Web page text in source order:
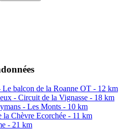
balcon de la Roanne OT - 12 km
- Circuit de la Vignasse - 18 km
- Les Monts - 10 km
la Chèvre Ecorchée - 11 km
- 21 km